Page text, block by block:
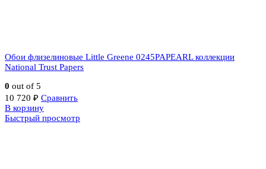
Обои флизелиновые Little Greene 0245PAPEARL коллекции
National Trust Papers
0 out of 5
10 720 ₽ Сравнить
В корзину
Быстрый просмотр